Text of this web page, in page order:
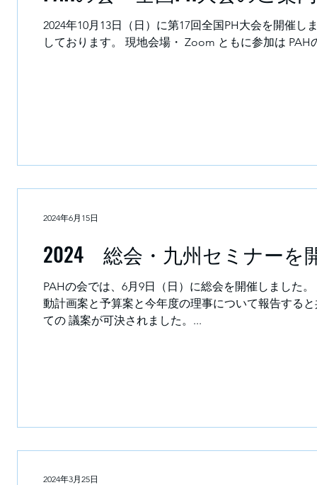
2024年10月13日（日）に第17回全国PH大会を開催します。 本年度も現地会場とオンラインでのハイブリッ
しております。 現地会場・ Zoom ともに参加は
2024 総会・九州セミナーを
PAHの会では、6月9日（日）に総会を開催しました
動計画案と予算案と今年度の理事について報告する
ての 議案が可決されました。...
2024年6月15日
2024年3月25日